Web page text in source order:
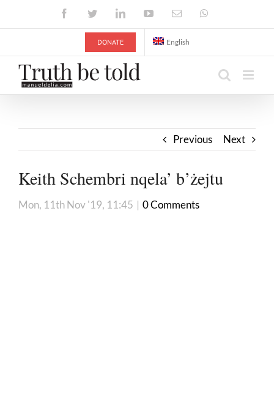
FacebookTwitterLinkedInYouTubeEmail
DONATE English
Previous Next
Keith Schembri nqela’ b’żejtu
Mon, 11th Nov '19, 11:45 | 0 Comments